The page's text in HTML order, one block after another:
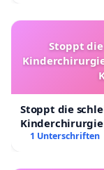
Stoppt
Stoppt die
Kinderchirurgie
Kinder in
1 Unterschriften